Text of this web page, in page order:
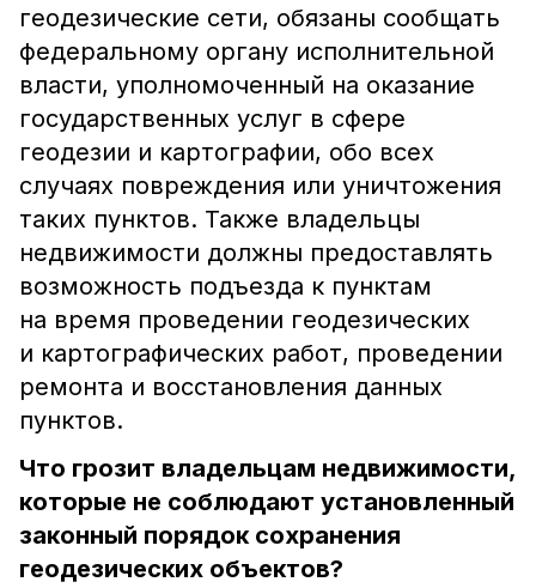
геодезические сети, обязаны сообщать
федеральному органу исполнительной
власти, уполномоченный на оказание
государственных услуг в сфере
геодезии и картографии, обо всех
случаях повреждения или уничтожения
таких пунктов. Также владельцы
недвижимости должны предоставлять
возможность подъезда к пунктам
на время проведении геодезических
и картографических работ, проведении
ремонта и восстановления данных
пунктов.
Что грозит владельцам недвижимости,
которые не соблюдают установленный
законный порядок сохранения
геодезических объектов?